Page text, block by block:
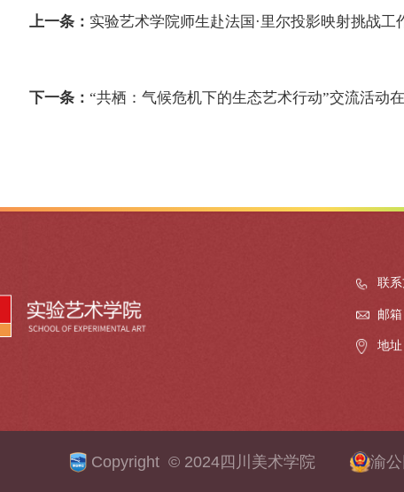
上一条： 实验艺术学院师生赴法国·里尔投影映射挑战工
下一条： “共栖：气候危机下的生态艺术行动”交流活动
联系
邮箱
地
Copyright © 2024四川美术学院 渝